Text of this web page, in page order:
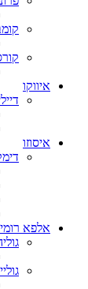
איווקו
איסוזו
אלפא